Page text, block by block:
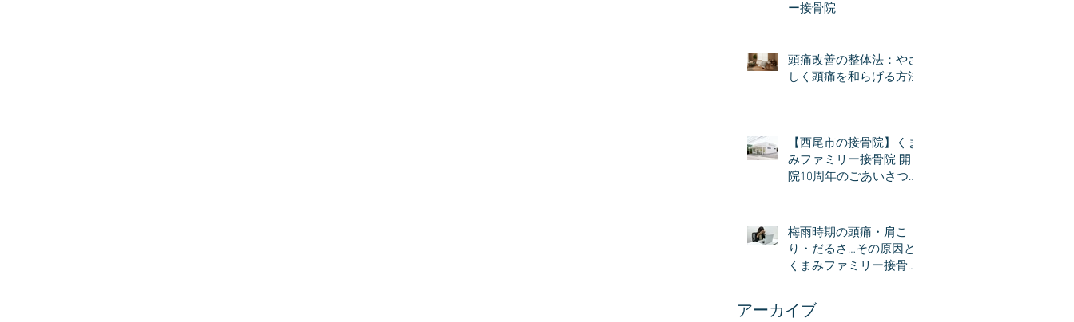
ー接骨院
頭痛改善の整体法：やさ
しく頭痛を和らげる方法
【西尾市の接骨院】くま
みファミリー接骨院 開
院10周年のごあいさつ｜
梅雨時期の頭痛・肩こ
り・だるさ…その原因と
くまみファミリー接骨院
アーカイブ